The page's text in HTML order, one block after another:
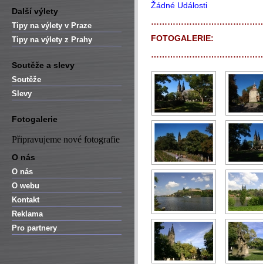
Další výlety
Tipy na výlety v Praze
Tipy na výlety z Prahy
Soutěže a slevy
Soutěže
Slevy
Fotogalerie
Připravujeme nové fotografie
O nás
O nás
O webu
Kontakt
Reklama
Pro partnery
Žádné Události
FOTOGALERIE: